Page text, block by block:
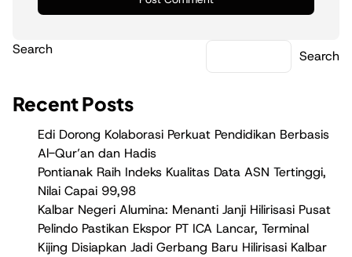
Search Search
Recent Posts
Edi Dorong Kolaborasi Perkuat Pendidikan Berbasis
Al-Qur’an dan Hadis
Pontianak Raih Indeks Kualitas Data ASN Tertinggi,
Nilai Capai 99,98
Kalbar Negeri Alumina: Menanti Janji Hilirisasi Pusat
Pelindo Pastikan Ekspor PT ICA Lancar, Terminal
Kijing Disiapkan Jadi Gerbang Baru Hilirisasi Kalbar